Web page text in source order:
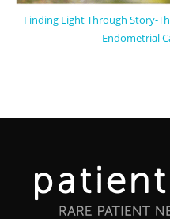
Finding Light Through Story-
Endometrial